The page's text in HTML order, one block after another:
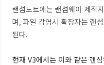
랜섬노트에는 랜섬웨어 제작
며, 파일 감염시 확장자는 랜
된다.
현재 V3에서는 이와 같은 랜